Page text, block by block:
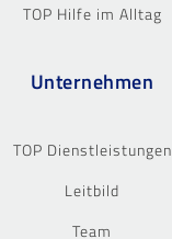
TOP Hilfe im Alltag
Unternehmen
TOP Dienstleistungen
Leitbild
Team